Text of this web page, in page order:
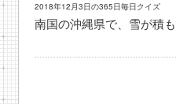
2018年12月3日の365日毎日クイズ
南国の沖縄県で、雪が積